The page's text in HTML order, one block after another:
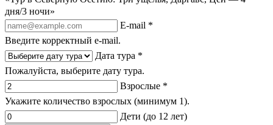
дня/3 ночи»
E-mail *
Введите корректный e-mail.
Дата тура *
Пожалуйста, выберите дату тура.
Взрослые *
Укажите количество взрослых (минимум 1).
Дети (до 12 лет)